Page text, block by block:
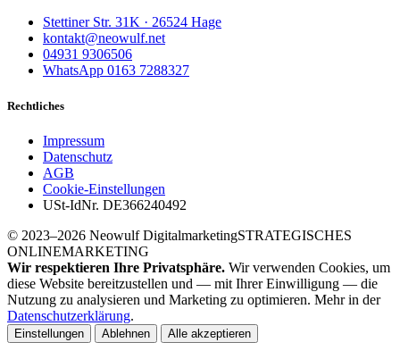
Stettiner Str. 31K · 26524 Hage
kontakt@neowulf.net
04931 9306506
WhatsApp 0163 7288327
Rechtliches
Impressum
Datenschutz
AGB
Cookie-Einstellungen
USt-IdNr. DE366240492
© 2023–2026 Neowulf DigitalmarketingSTRATEGISCHES
ONLINEMARKETING
Wir respektieren Ihre Privatsphäre. Wir verwenden Cookies, um
diese Website bereitzustellen und — mit Ihrer Einwilligung — die
Nutzung zu analysieren und Marketing zu optimieren. Mehr in der
Datenschutzerklärung.
Einstellungen Ablehnen Alle akzeptieren